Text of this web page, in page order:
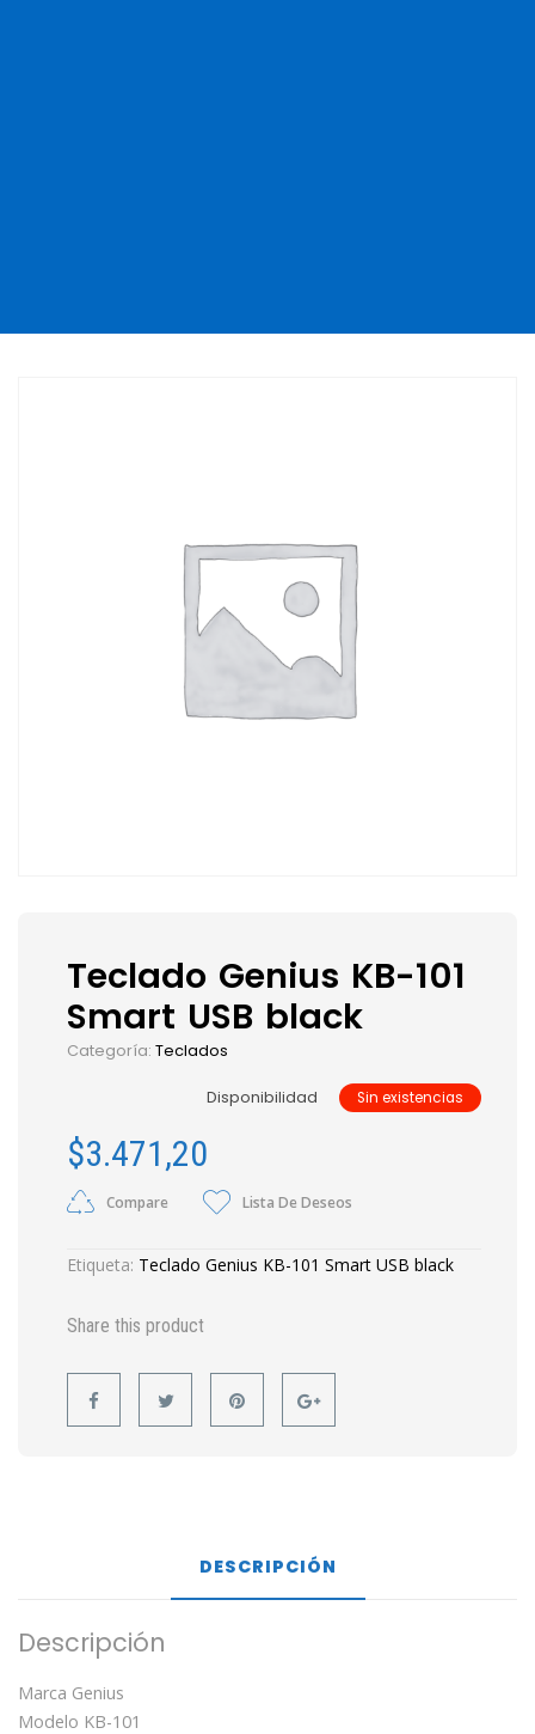
Teclado Genius KB-101
Smart USB black
Categoría: Teclados
Disponibilidad Sin existencias
$3.471,20
Compare Lista De Deseos
Etiqueta: Teclado Genius KB-101 Smart USB black
Share this product
DESCRIPCIÓN
Descripción
Marca Genius
Modelo KB-101